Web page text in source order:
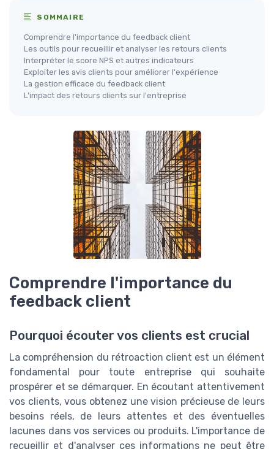
SOMMAIRE
Comprendre l'importance du feedback client
Les outils pour recueillir et analyser les retours clients
Interpréter le score NPS et autres indicateurs
Exploiter les avis clients pour améliorer l'expérience
La gestion efficace du feedback client
L'impact des retours clients sur l'entreprise
Comprendre l'importance du
feedback client
Pourquoi écouter vos clients est crucial
La compréhension du rétroaction client est un élément
fondamental pour toute entreprise qui souhaite
prospérer et se démarquer. En écoutant attentivement
vos clients, vous obtenez une vision précieuse de leurs
besoins réels, de leurs attentes et des éventuelles
lacunes dans vos services ou produits. L'importance de
recueillir et d'analyser ces informations ne peut être